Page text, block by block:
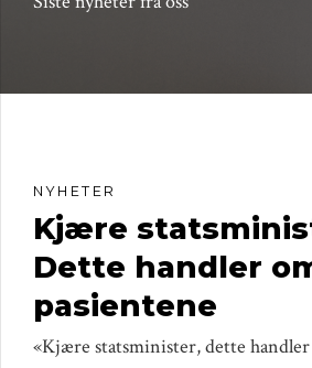
NYHETER
Kjære
Dette handler
pasientene
«Kjære statsminister, dette